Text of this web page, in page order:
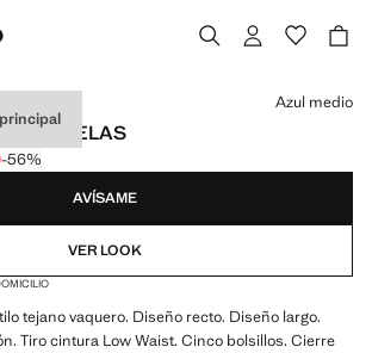
TACHUELAS
[$ 449.900 ]
]
-56%
Azul medio
AVÍSAME
VER LOOK
tejano vaquero. Diseño recto. Diseño largo.
Tiro cintura Low Waist. Cinco bolsillos. Cierre